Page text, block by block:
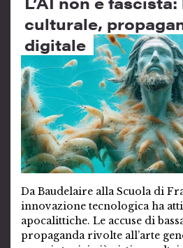
culturale,
digitale
Da Baudelaire alla Scuola di
innovazione tecnologica ha
apocalittiche. Le accuse di
propaganda rivolte all’arte